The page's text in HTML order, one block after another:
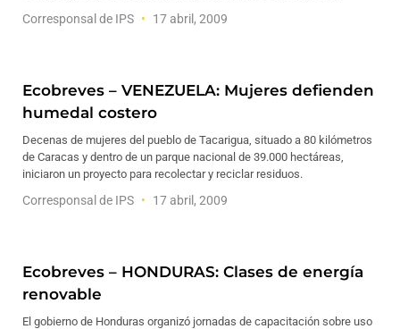
Corresponsal de IPS 17 abril, 2009
Ecobreves – VENEZUELA: Mujeres defienden
humedal costero
Decenas de mujeres del pueblo de Tacarigua, situado a 80 kilómetros
de Caracas y dentro de un parque nacional de 39.000 hectáreas,
iniciaron un proyecto para recolectar y reciclar residuos.
Corresponsal de IPS 17 abril, 2009
Ecobreves – HONDURAS: Clases de energía
renovable
El gobierno de Honduras organizó jornadas de capacitación sobre uso